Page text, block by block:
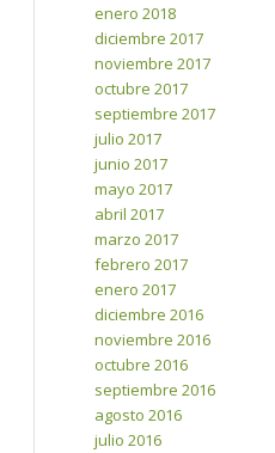
enero 2018
diciembre 2017
noviembre 2017
octubre 2017
septiembre 2017
julio 2017
junio 2017
mayo 2017
abril 2017
marzo 2017
febrero 2017
enero 2017
diciembre 2016
noviembre 2016
octubre 2016
septiembre 2016
agosto 2016
julio 2016